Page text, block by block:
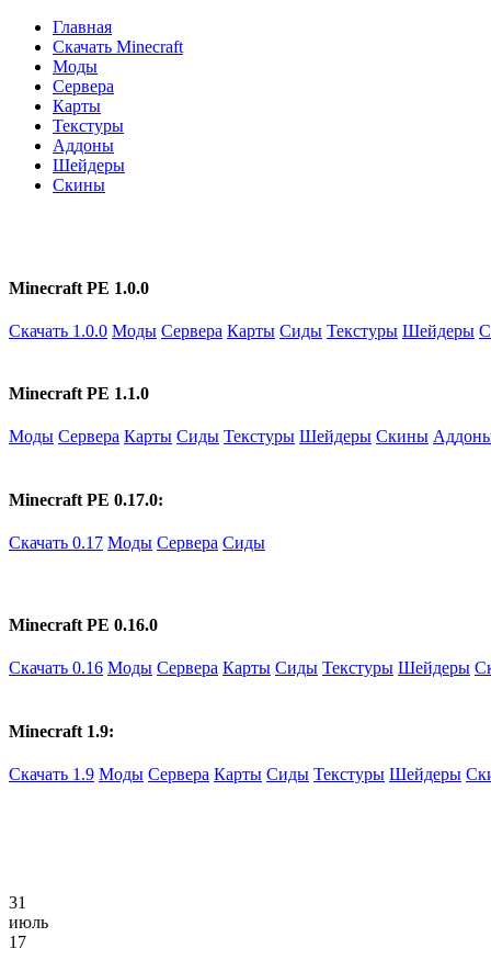
Главная
Скачать Minecraft
Моды
Сервера
Карты
Текстуры
Аддоны
Шейдеры
Скины
Minecraft PE 1.0.0
Скачать 1.0.0 Моды Сервера Карты Сиды Текстуры Шейдеры
Minecraft PE 1.1.0
Моды Сервера Карты Сиды Текстуры Шейдеры Скины
Minecraft PE 0.17.0:
Скачать 0.17 Моды Сервера Сиды
Minecraft PE 0.16.0
Скачать 0.16 Моды Сервера Карты Сиды Текстуры Шейдеры
Minecraft 1.9:
Скачать 1.9 Моды Сервера Карты Сиды Текстуры Шейдеры
31
июль
17